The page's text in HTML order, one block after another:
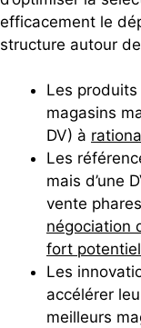
efficacement le
structure autour
Les
magasins
DV) à
Les
mais d’une
vente
négociation
fort potentiel
Les
accélérer
meilleurs